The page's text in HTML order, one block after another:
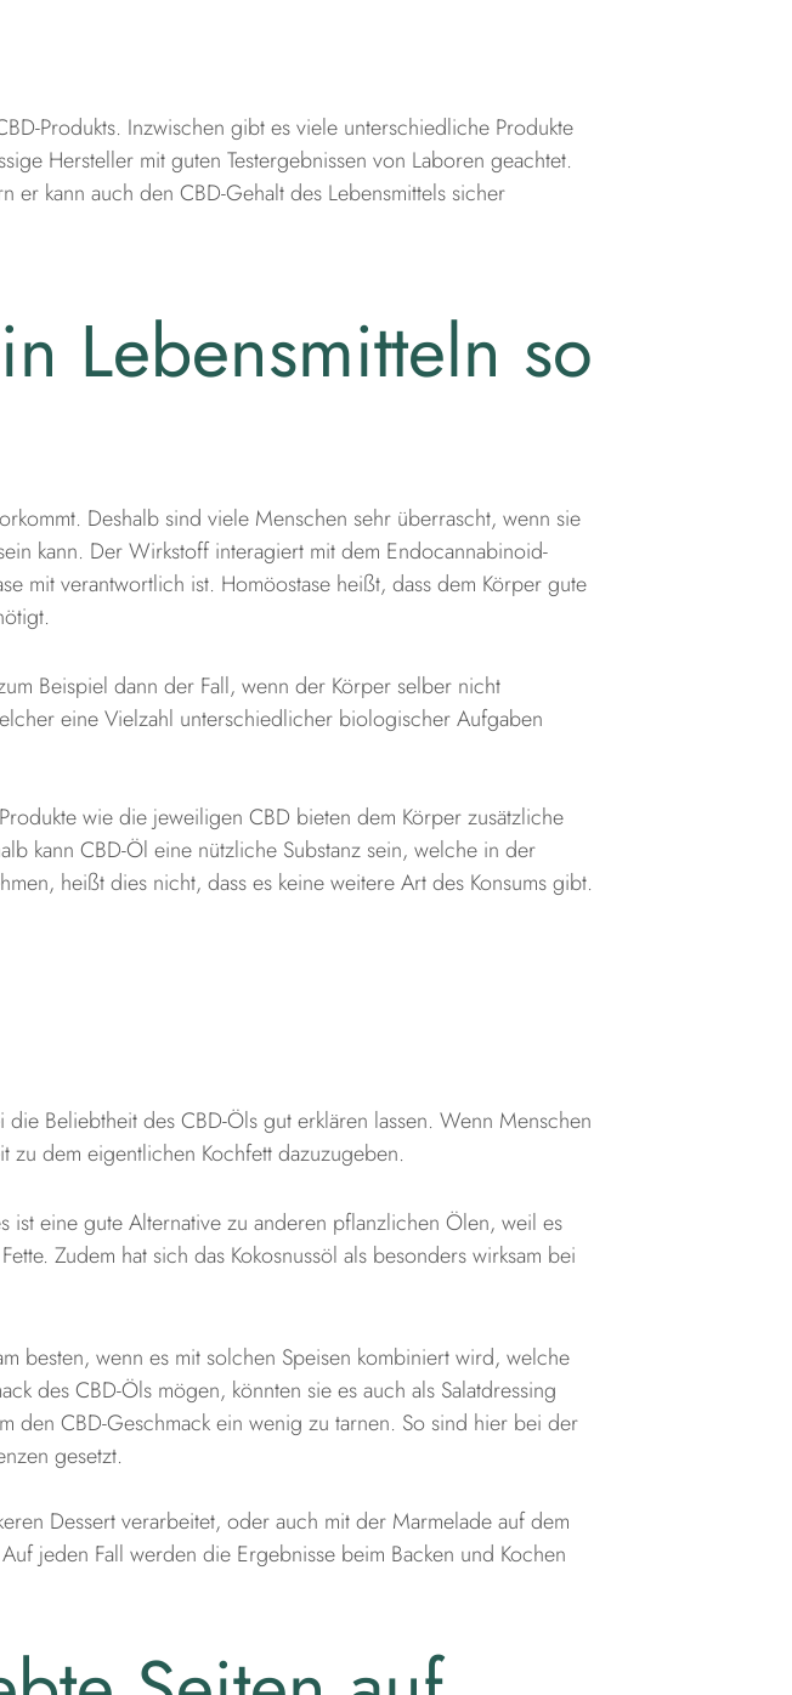
Produkts. Inzwischen gibt es viele unterschiedliche Produkte
Hersteller mit guten Testergebnissen von Laboren geachtet.
er kann auch den CBD-Gehalt des Lebensmittels sicher
Lebensmitteln so
Deshalb sind viele Menschen sehr überrascht, wenn sie
kann. Der Wirkstoff interagiert mit dem Endocannabinoid-
mit verantwortlich ist. Homöostase heißt, dass dem Körper gute
Beispiel dann der Fall, wenn der Körper selber nicht
eine Vielzahl unterschiedlicher biologischer Aufgaben
wie die jeweiligen CBD bieten dem Körper zusätzliche
kann CBD-Öl eine nützliche Substanz sein, welche in der
heißt dies nicht, dass es keine weitere Art des Konsums gibt.
Beliebtheit des CBD-Öls gut erklären lassen. Wenn Menschen
zu dem eigentlichen Kochfett dazuzugeben.
eine gute Alternative zu anderen pflanzlichen Ölen, weil es
Zudem hat sich das Kokosnussöl als besonders wirksam bei
besten, wenn es mit solchen Speisen kombiniert wird, welche
des CBD-Öls mögen, könnten sie es auch als Salatdressing
den CBD-Geschmack ein wenig zu tarnen. So sind hier bei der
gesetzt.
Dessert verarbeitet, oder auch mit der Marmelade auf dem
jeden Fall werden die Ergebnisse beim Backen und Kochen